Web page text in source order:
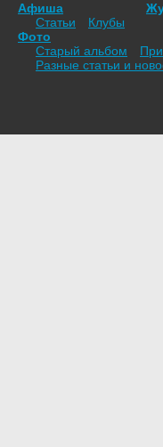
Афиша
Статьи
Клубы
Фото
Старый альбом
Разные статьи и